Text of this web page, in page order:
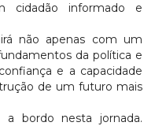
cidadão informado e
não apenas com um
da política e
e a capacidade
de um futuro mais
bordo nesta jornada.